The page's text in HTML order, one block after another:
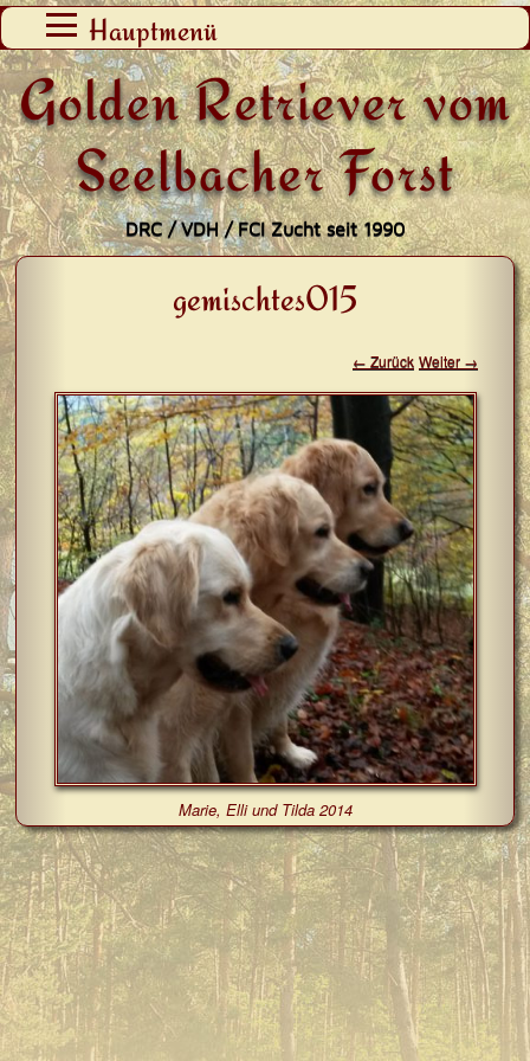
Golden Retriever vom
Seelbacher Forst
DRC / VDH / FCI Zucht seit 1990
Hauptmenü
Zum
Inhalt
springen
gemischtes015
← Zurück Weiter →
Marie, Elli und Tilda 2014